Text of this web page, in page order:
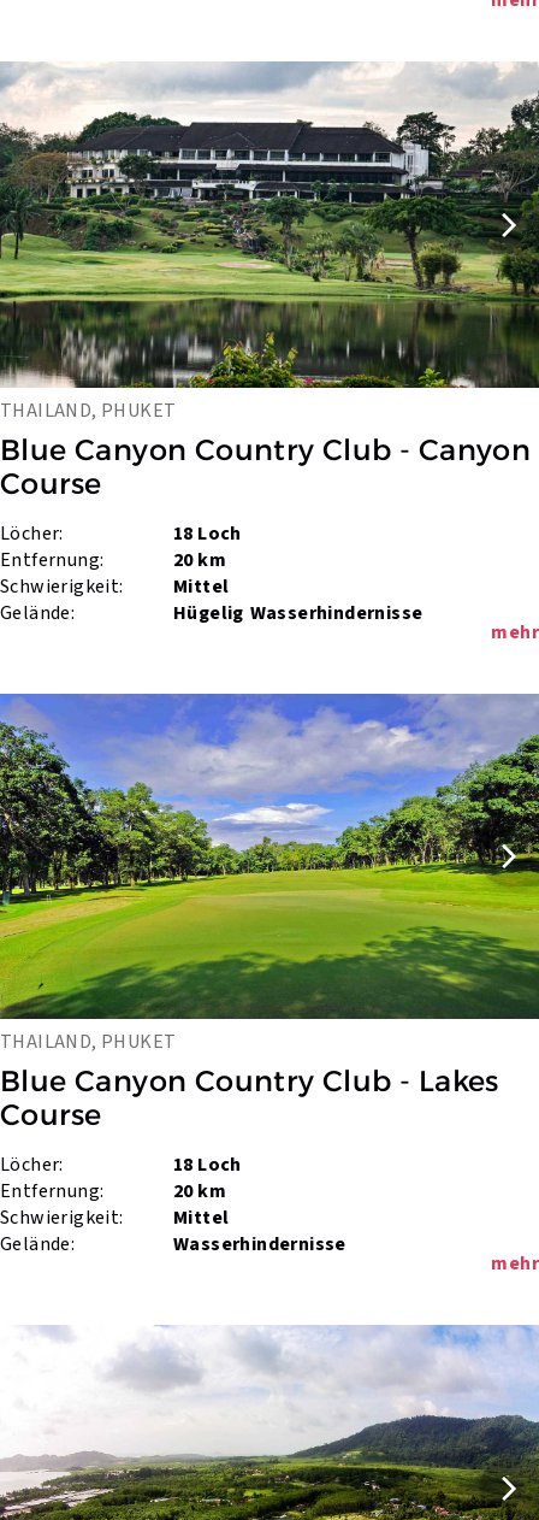
THAILAND, PHUKET
Blue Canyon Country Club - Canyon
Course
Löcher:
18 Loch
Entfernung:
20 km
Schwierigkeit:
Mittel
Gelände:
Hügelig Wasserhindernisse
mehr
THAILAND, PHUKET
Blue Canyon Country Club - Lakes
Course
Löcher:
18 Loch
Entfernung:
20 km
Schwierigkeit:
Mittel
Gelände:
Wasserhindernisse
mehr